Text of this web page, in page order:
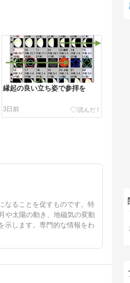
縁起の良い立ち姿で参拝を
3日前
なることを促すものです。特
や太陽の動き、地磁気の変動
示します。専門的な情報をわ